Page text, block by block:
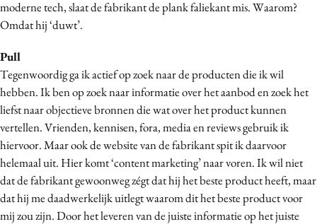
Influencer marketing
Interne communicatie
Martech
Media
Merkstrategie
Programmatic
Purpose Marketing
Reputatie & crisis
moderne tech, slaat de fabrikant de plank faliekant mis. Waarom?
Omdat hij ‘duwt’.
Pull
Tegenwoordig ga ik actief op zoek naar de producten die ik wil
hebben. Ik ben op zoek naar informatie over het aanbod en zoek het
liefst naar objectieve bronnen die wat over het product kunnen
vertellen. Vrienden, kennisen, fora, media en reviews gebruik ik
hiervoor. Maar ook de website van de fabrikant spit ik daarvoor
helemaal uit. Hier komt ‘content marketing’ naar voren. Ik wil niet
dat de fabrikant gewoonweg zégt dat hij het beste product heeft, maar
dat hij me daadwerkelijk uitlegt waarom dit het beste product voor
mij zou zijn. Door het leveren van de juiste informatie op het juiste